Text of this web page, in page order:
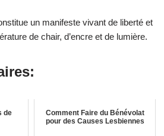
un manifeste vivant de liberté et
de chair, d’encre et de lumière.
de
Comment Faire du Bénévolat
pour des Causes Lesbiennes